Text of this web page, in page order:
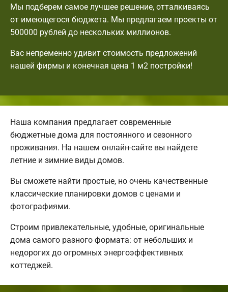
Мы подберем самое лучшее решение, отталкиваясь
от имеющегося бюджета. Мы предлагаем проекты от
500000 рублей до нескольких миллионов.
Вас непременно удивит стоимость предложений
нашей фирмы и конечная цена 1 м2 постройки!
Наша компания предлагает современные
бюджетные дома для постоянного и сезонного
проживания. На нашем онлайн-сайте вы найдете
летние и зимние виды домов.
Вы сможете найти простые, но очень качественные
классические планировки домов с ценами и
фотографиями.
Строим привлекательные, удобные, оригинальные
дома самого разного формата: от небольших и
недорогих до огромных энергоэффективных
коттеджей.